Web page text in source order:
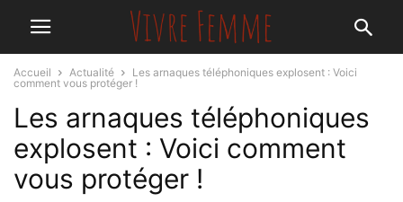
Accueil Actualité
Les arnaques téléphoniques explosent : Voici
comment vous protéger !
Les arnaques téléphoniques
explosent : Voici comment
vous protéger !